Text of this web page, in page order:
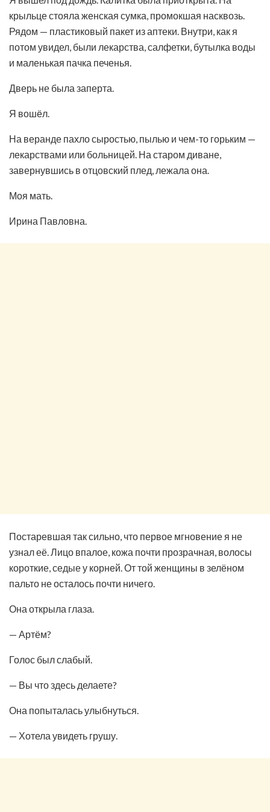
крыльце стояла женская сумка, промокшая насквозь.
Рядом — пластиковый пакет из аптеки. Внутри, как я
потом увидел, были лекарства, салфетки, бутылка воды
и маленькая пачка печенья.
Дверь не была заперта.
Я вошёл.
На веранде пахло сыростью, пылью и чем-то горьким —
лекарствами или больницей. На старом диване,
завернувшись в отцовский плед, лежала она.
Моя мать.
Ирина Павловна.
Постаревшая так сильно, что первое мгновение я не
узнал её. Лицо впалое, кожа почти прозрачная, волосы
короткие, седые у корней. От той женщины в зелёном
пальто не осталось почти ничего.
Она открыла глаза.
— Артём?
Голос был слабый.
— Вы что здесь делаете?
Она попыталась улыбнуться.
— Хотела увидеть грушу.